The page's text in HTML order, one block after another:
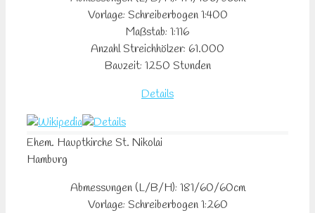
Vorlage: Schreiberbogen 1:400
Maßstab: 1:116
Anzahl Streichhölzer: 61.000
Bauzeit: 1250 Stunden
Details
Ehem. Hauptkirche St. Nikolai
Hamburg
Abmessungen (L/B/H): 181/60/60cm
Vorlage: Schreiberbogen 1:260